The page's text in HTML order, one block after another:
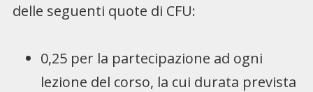
delle seguenti quote di CFU:
0,25 per la partecipazione ad ogni
lezione del corso, la cui durata prevista